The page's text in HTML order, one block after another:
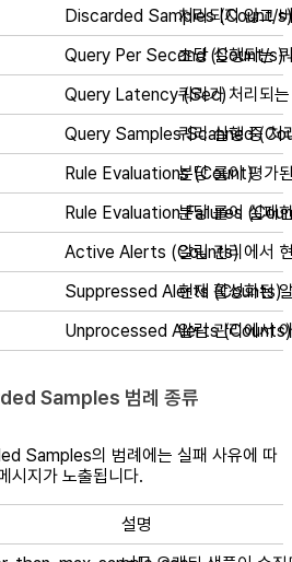
Discarded Samples (Count/s)
처리되지 않고
Query Per Second (Count/s)
초당 실행되는
Query Latency (Sec)쿼리가 처리되
Query Samples Scanned
쿼리 실행 중 처
Rule Evaluations (Count)
분당 룰이 평가
Rule Evaluation Failures
분당 룰이 실패
Active Alerts (Counts)
알림 관리에서
Suppressed Alerts (Counts)
현재 활성화된
Unprocessed Alerts (Counts)
알림 관리에서
Samples 범례 종류
Samples의 범례에는 실패 사유에 따
시지가 노출됩니다.
설명